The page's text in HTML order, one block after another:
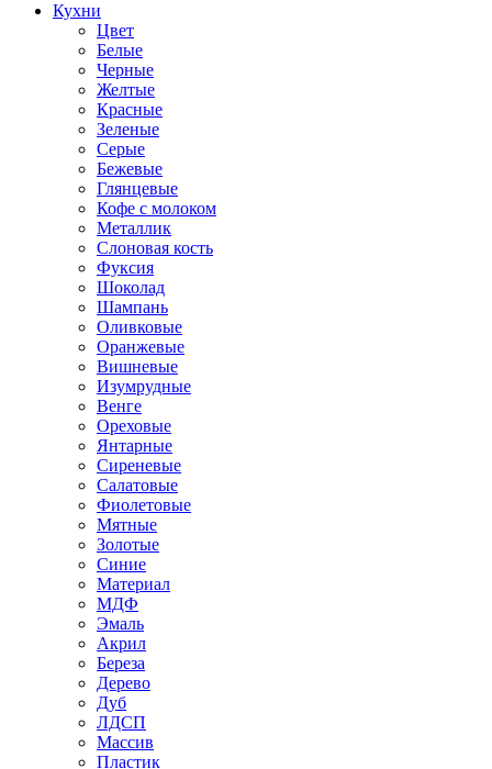
Кухни
Цвет
Белые
Черные
Желтые
Красные
Зеленые
Серые
Бежевые
Глянцевые
Кофе с молоком
Металлик
Слоновая кость
Фуксия
Шоколад
Шампань
Оливковые
Оранжевые
Вишневые
Изумрудные
Венге
Ореховые
Янтарные
Сиреневые
Салатовые
Фиолетовые
Мятные
Золотые
Синие
Материал
МДФ
Эмаль
Акрил
Береза
Дерево
Дуб
ЛДСП
Массив
Пластик